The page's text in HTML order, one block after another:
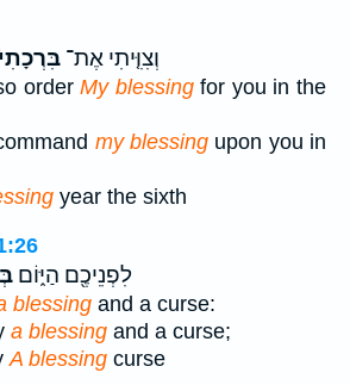
וְצִוִּ֤יתִי אֶת־
orderMy blessingfor you in the
my blessing upon you in
year the sixth
לִפְנֵיכֶ֖ם הַיּ֑וֹם
blessing and a curse:
a blessing and a curse;
A blessing curse